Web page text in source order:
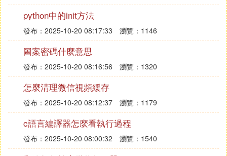
python中的init方法
發布：2025-10-20 08:17:33 瀏覽：1146
圖案密碼什麼意思
發布：2025-10-20 08:16:56 瀏覽：1320
怎麼清理微信視頻緩存
發布：2025-10-20 08:12:37 瀏覽：1179
c語言編譯器怎麼看執行過程
發布：2025-10-20 08:00:32 瀏覽：1540